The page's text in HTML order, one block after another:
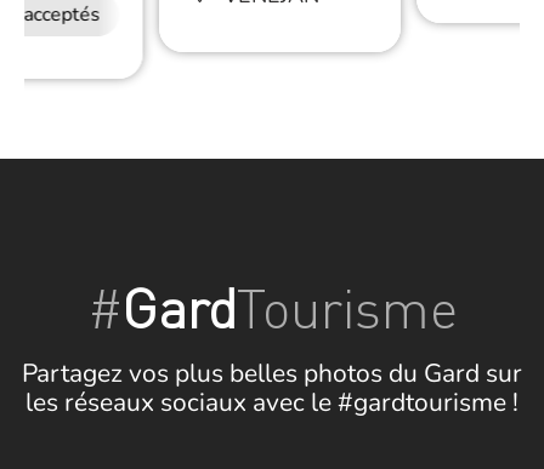
acceptés
#GardTourisme
Partagez vos plus belles photos du Gard sur
les réseaux sociaux avec le #gardtourisme !